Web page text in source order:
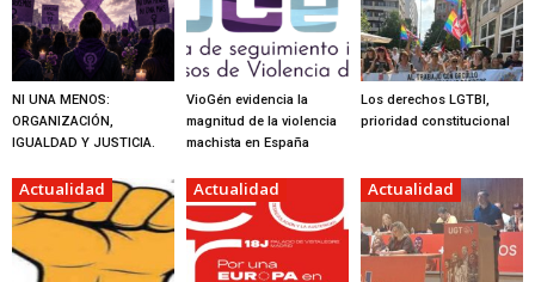
NI UNA MENOS:
ORGANIZACIÓN,
IGUALDAD Y JUSTICIA.
VioGén evidencia la
magnitud de la violencia
machista en España
Los derechos LGTBI,
prioridad constitucional
Actualidad Actualidad Actualidad